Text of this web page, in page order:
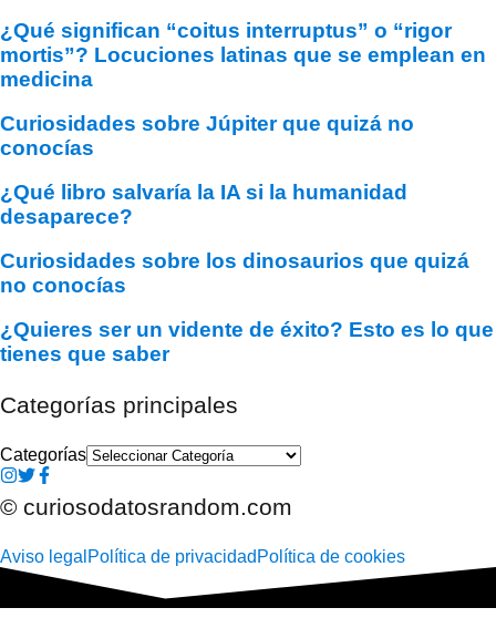
¿Qué significan “coitus interruptus” o “rigor
mortis”? Locuciones latinas que se emplean en
medicina
Curiosidades sobre Júpiter que quizá no
conocías
¿Qué libro salvaría la IA si la humanidad
desaparece?
Curiosidades sobre los dinosaurios que quizá
no conocías
¿Quieres ser un vidente de éxito? Esto es lo que
tienes que saber
Categorías principales
Categorías
© curiosodatosrandom.com
Aviso legal Política de privacidad Política de cookies